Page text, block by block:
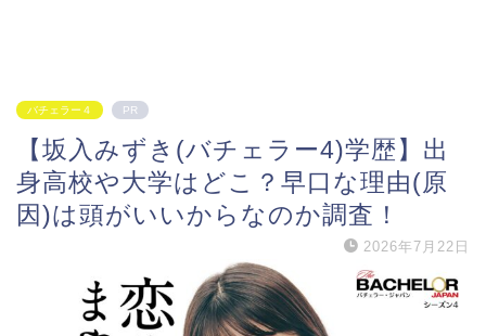
バチェラー４ PR
【坂入みずき(バチェラー4)学歴】出
身高校や大学はどこ？早口な理由(原
因)は頭がいいからなのか調査！
2026年7月22日